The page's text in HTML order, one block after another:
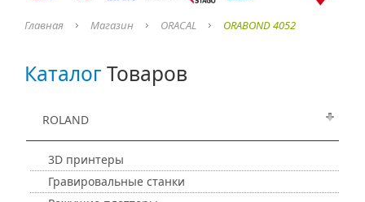
Главная Магазин ORACAL ORABOND 4052
КаталогТоваров
ROLAND
3D принтеры
Гравировальные станки